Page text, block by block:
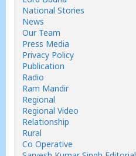
National Stories
News
Our Team
Press Media
Privacy Policy
Publication
Radio
Ram Mandir
Regional
Regional Video
Relationship
Rural
Co Operative